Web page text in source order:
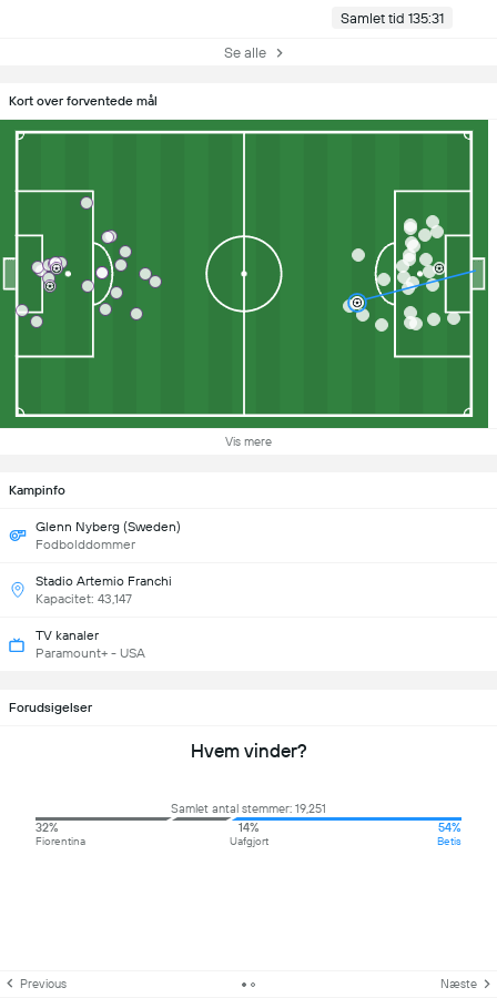
Samlet tid 135:31
Se alle
Kort over forventede mål
Vis mere
Kampinfo
Glenn Nyberg (Sweden)
Fodbolddommer
Stadio Artemio Franchi
Kapacitet: 43,147
TV kanaler
Paramount+ - USA
Forudsigelser
Hvem vinder?
Samlet antal stemmer: 19,251
32%
Fiorentina
14%
Uafgjort
54%
Betis
Previous Næste